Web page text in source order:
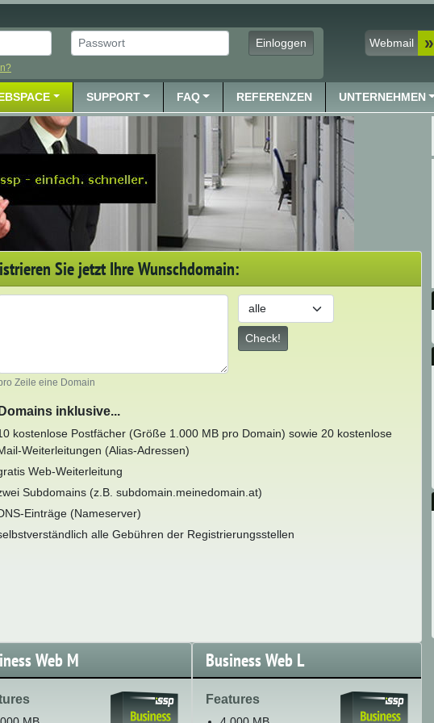
Passwort Einloggen Webmail
SUPPORT FAQ REFERENZEN UNTERNEHMEN
Sie jetzt Ihre Wunschdomain:
Zeile eine Domain
Top Level Domain
Check!
inklusive...
kostenlose Postfächer (Größe 1.000 MB pro Domain) sowie 20 kostenlose
Weiterleitungen (Alias-Adressen)
Web-Weiterleitung
Subdomains (z.B. subdomain.meinedomain.at)
Einträge (Nameserver)
alle Gebühren der Registrierungsstellen
Web M Business Web L
Features